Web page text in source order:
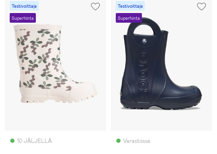
Testivoittaja
Superhinta
10 JÄLJELLÄ
Testivoittaja
Superhinta
Varastossa